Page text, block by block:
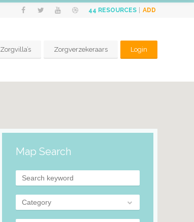
44 RESOURCES ADD
Zorgvilla’s Zorgverzekeraars Login
Map Search
Category